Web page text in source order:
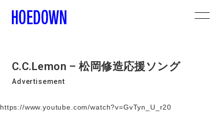
C.C.Lemon – 松岡修造応援ソング
Advertisement
https://www.youtube.com/watch?v=GvTyn_U_r20